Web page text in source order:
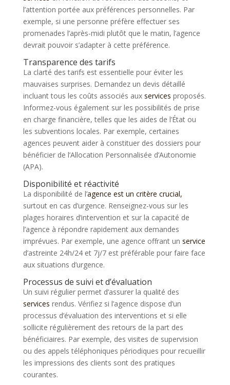
l’attention portée aux préférences personnelles. Par
exemple, si une personne préfère effectuer ses
promenades l’après-midi plutôt que le matin, l’agence
devrait pouvoir s’adapter à cette préférence.
Transparence des tarifs
La clarté des tarifs est essentielle pour éviter les
mauvaises surprises. Demandez un devis détaillé
incluant tous les coûts associés aux services proposés.
Informez-vous également sur les possibilités de prise
en charge financière, telles que les aides de l’État ou
les subventions locales. Par exemple, certaines
agences peuvent aider à constituer des dossiers pour
bénéficier de l’Allocation Personnalisée d’Autonomie
(APA).
Disponibilité et réactivité
La disponibilité de l’agence est un critère crucial,
surtout en cas d’urgence. Renseignez-vous sur les
plages horaires d’intervention et sur la capacité de
l’agence à répondre rapidement aux demandes
imprévues. Par exemple, une agence offrant un service
d’astreinte 24h/24 et 7j/7 est préférable pour faire face
aux situations d’urgence.
Processus de suivi et d’évaluation
Un suivi régulier permet d’assurer la qualité des
services rendus. Vérifiez si l’agence dispose d’un
processus d’évaluation des interventions et si elle
sollicite régulièrement des retours de la part des
bénéficiaires. Par exemple, des visites de supervision
ou des appels téléphoniques périodiques pour recueillir
les impressions des clients sont des pratiques
courantes.